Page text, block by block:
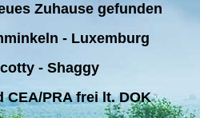
Zuhause gefunden
- Luxemburg
- Shaggy
CEA/PRA frei lt. DOK